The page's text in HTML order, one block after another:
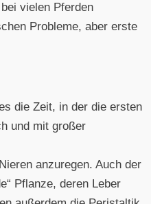
vielen Pferden
Probleme, aber erste
die Zeit, in der die ersten
und mit großer
anzuregen. Auch der
Pflanze, deren Leber